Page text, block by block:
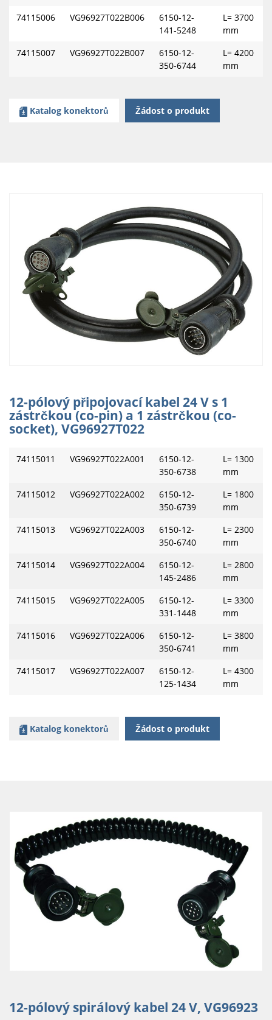
74115006
VG96927T022B006
6150-12-
141-5248
L= 3700
mm
74115007
VG96927T022B007
6150-12-
350-6744
L= 4200
mm
Katalog konektorů Žádost o produkt
12-pólový připojovací kabel 24 V s 1
zástrčkou (co-pin) a 1 zástrčkou (co-
socket), VG96927T022
74115011 VG96927T022A001
6150-12-
350-6738
L= 1300
mm
74115012
VG96927T022A002
6150-12-
350-6739
L= 1800
mm
74115013
VG96927T022A003
6150-12-
350-6740
L= 2300
mm
74115014
VG96927T022A004
6150-12-
145-2486
L= 2800
mm
74115015
VG96927T022A005
6150-12-
331-1448
L= 3300
mm
74115016
VG96927T022A006
6150-12-
350-6741
L= 3800
mm
74115017
VG96927T022A007
6150-12-
125-1434
L= 4300
mm
Katalog konektorů Žádost o produkt
12-pólový spirálový kabel 24 V, VG96923